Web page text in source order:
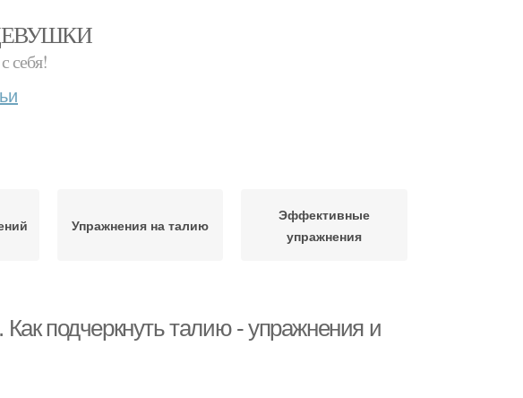
себя!
Упражнения на талию
Эффективные
упражнения
подчеркнуть талию - упражнения и